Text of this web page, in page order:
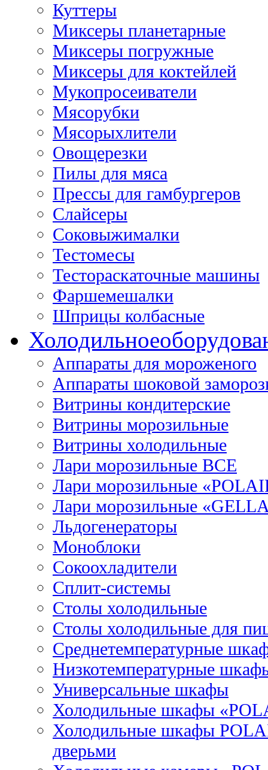
Куттеры
Миксеры планетарные
Миксеры погружные
Миксеры для коктейлей
Мукопросеиватели
Мясорубки
Мясорыхлители
Овощерезки
Пилы для мяса
Прессы для гамбургеров
Слайсеры
Соковыжималки
Тестомесы
Тестораскаточные машины
Фаршемешалки
Шприцы колбасные
Холодильное
Аппараты для мороженого
Аппараты шоковой
Витрины кондитерские
Витрины морозильные
Витрины холодильные
Лари морозильные ВСЕ
Лари морозильные
Лари морозильные
Льдогенераторы
Моноблоки
Сокоохладители
Сплит-системы
Столы холодильные
Столы холодильные для
Среднетемпературные
Низкотемпературные
Универсальные шкафы
Холодильные шкафы
Холодильные шкафы
дверьми